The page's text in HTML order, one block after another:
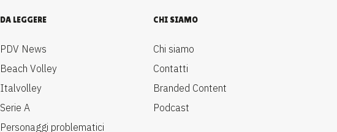
DA LEGGERE
PDV News
Beach Volley
Italvolley
Serie A
Personaggi problematici
CHI SIAMO
Chi siamo
Contatti
Branded Content
Podcast